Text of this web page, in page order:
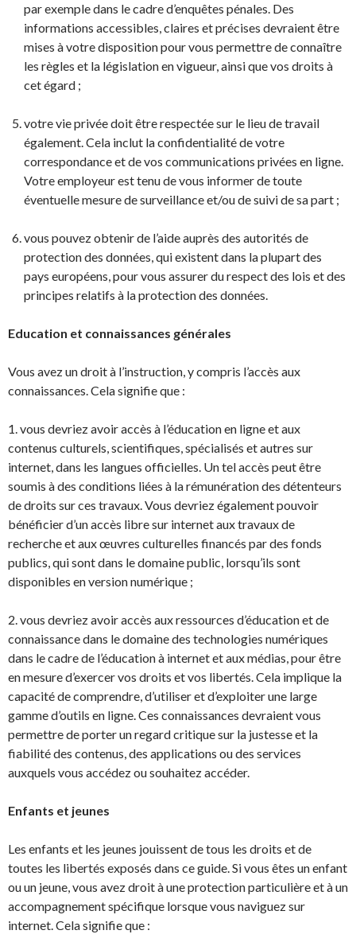
par exemple dans le cadre d’enquêtes pénales. Des
informations accessibles, claires et précises devraient être
mises à votre disposition pour vous permettre de connaître
les règles et la législation en vigueur, ainsi que vos droits à
cet égard ;
votre vie privée doit être respectée sur le lieu de travail
également. Cela inclut la confidentialité de votre
correspondance et de vos communications privées en ligne.
Votre employeur est tenu de vous informer de toute
éventuelle mesure de surveillance et/ou de suivi de sa part ;
vous pouvez obtenir de l’aide auprès des autorités de
protection des données, qui existent dans la plupart des
pays européens, pour vous assurer du respect des lois et des
principes relatifs à la protection des données.
Education et connaissances générales
Vous avez un droit à l’instruction, y compris l’accès aux
connaissances. Cela signifie que :
1. vous devriez avoir accès à l’éducation en ligne et aux
contenus culturels, scientifiques, spécialisés et autres sur
internet, dans les langues officielles. Un tel accès peut être
soumis à des conditions liées à la rémunération des détenteurs
de droits sur ces travaux. Vous devriez également pouvoir
bénéficier d’un accès libre sur internet aux travaux de
recherche et aux œuvres culturelles financés par des fonds
publics, qui sont dans le domaine public, lorsqu’ils sont
disponibles en version numérique ;
2. vous devriez avoir accès aux ressources d’éducation et de
connaissance dans le domaine des technologies numériques
dans le cadre de l’éducation à internet et aux médias, pour être
en mesure d’exercer vos droits et vos libertés. Cela implique la
capacité de comprendre, d’utiliser et d’exploiter une large
gamme d’outils en ligne. Ces connaissances devraient vous
permettre de porter un regard critique sur la justesse et la
fiabilité des contenus, des applications ou des services
auxquels vous accédez ou souhaitez accéder.
Enfants et jeunes
Les enfants et les jeunes jouissent de tous les droits et de
toutes les libertés exposés dans ce guide. Si vous êtes un enfant
ou un jeune, vous avez droit à une protection particulière et à un
accompagnement spécifique lorsque vous naviguez sur
internet. Cela signifie que :